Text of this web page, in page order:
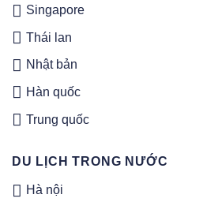
Singapore
Thái lan
Nhật bản
Hàn quốc
Trung quốc
DU LỊCH TRONG NƯỚC
Hà nội